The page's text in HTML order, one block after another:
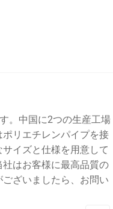
。中国に2つの生産工場
リエチレンパイプを接
イズと仕様を用意して
はお客様に最高品質の
ざいましたら、お問い